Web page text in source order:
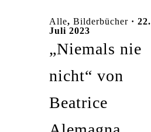
Alle, Bilderbücher · 22.
Juli 2023
„Niemals nie
nicht“ von
Beatrice